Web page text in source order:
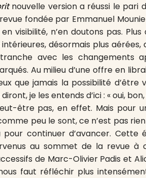
nouvelle version a réussi le pari
fondée par Emmanuel
visibilité, n’en doutons pas. Plus
désormais plus aérées,
avec les changements
Au milieu d’une offre en
que jamais la possibilité d’être
je les entends d’ici : « oui,
être pas, en effet. Mais pour
peu le sont, ce n’est pas
continuer d’avancer. Cette
au sommet de la revue à
de Marc-Olivier Padis et
faut réfléchir plus